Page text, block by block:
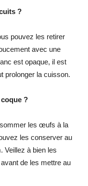
?
pouvez les retirer
avec une
est opaque, il est
prolonger la cuisson.
?
les œufs à la
les conserver au
Veillez à bien les
de les mettre au